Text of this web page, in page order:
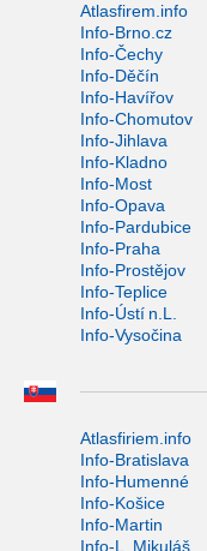
Atlasfirem.info
Info-Brno.cz
Info-Čechy
Info-Děčín
Info-Havířov
Info-Chomutov
Info-Jihlava
Info-Kladno
Info-Most
Info-Opava
Info-Pardubice
Info-Praha
Info-Prostějov
Info-Teplice
Info-Ústí n.L.
Info-Vysočina
Atlasfiriem.info
Info-Bratislava
Info-Humenné
Info-Košice
Info-Martin
Info-L. Mikuláš